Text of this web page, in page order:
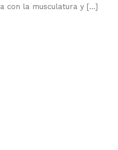
con la musculatura y […]